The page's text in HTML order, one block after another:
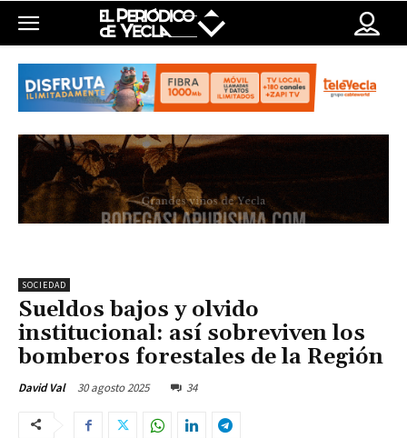
SOCIEDAD
Sueldos bajos y olvido
institucional: así sobreviven los
bomberos forestales de la Región
David Val 30 agosto 2025 34